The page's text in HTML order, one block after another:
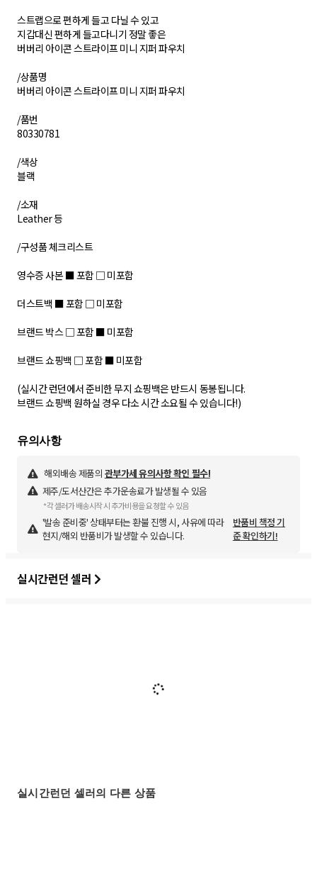
스트랩으로 편하게 들고 다닐 수 있고
지갑대신 편하게 들고다니기 정말 좋은
버버리 아이콘 스트라이프 미니 지퍼 파우치
/상품명
버버리 아이콘 스트라이프 미니 지퍼 파우치
/품번
80330781
/색상
블랙
/소재
Leather 등
​/구성품 체크리스트
영수증 사본 ■ 포함 □ 미포함
더스트백 ■ 포함 □ 미포함
브랜드 박스 □ 포함 ■ 미포함
브랜드 쇼핑백 □ 포함 ■ 미포함
(실시간 런던에서 준비한 무지 쇼핑백은 반드시 동봉됩니다.
브랜드 쇼핑백 원하실 경우 다소 시간 소요될 수 있습니다!)
유의사항
해외배송 제품의 관부가세 유의사항 확인 필수!
제주/도서산간은 추가운송료가 발생될 수 있음
*각 셀러가 배송시작 시 추가비용을 요청할 수 있음
'발송 준비중' 상태부터는 환불 진행 시, 사유에 따라
현지/해외 반품비가 발생할 수 있습니다.
반품비 책정 기
준 확인하기!
실시간런던 셀러
실시간런던 셀러의 다른 상품